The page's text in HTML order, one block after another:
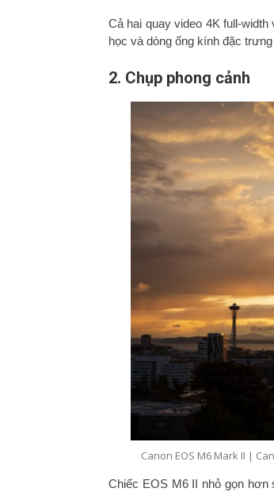
Cả hai quay video 4K full-
học và dòng ống kính đặc
2. Chụp phong cảnh
Canon EOS M6 Mark II |
Chiếc EOS M6 II nhỏ gọn hơn